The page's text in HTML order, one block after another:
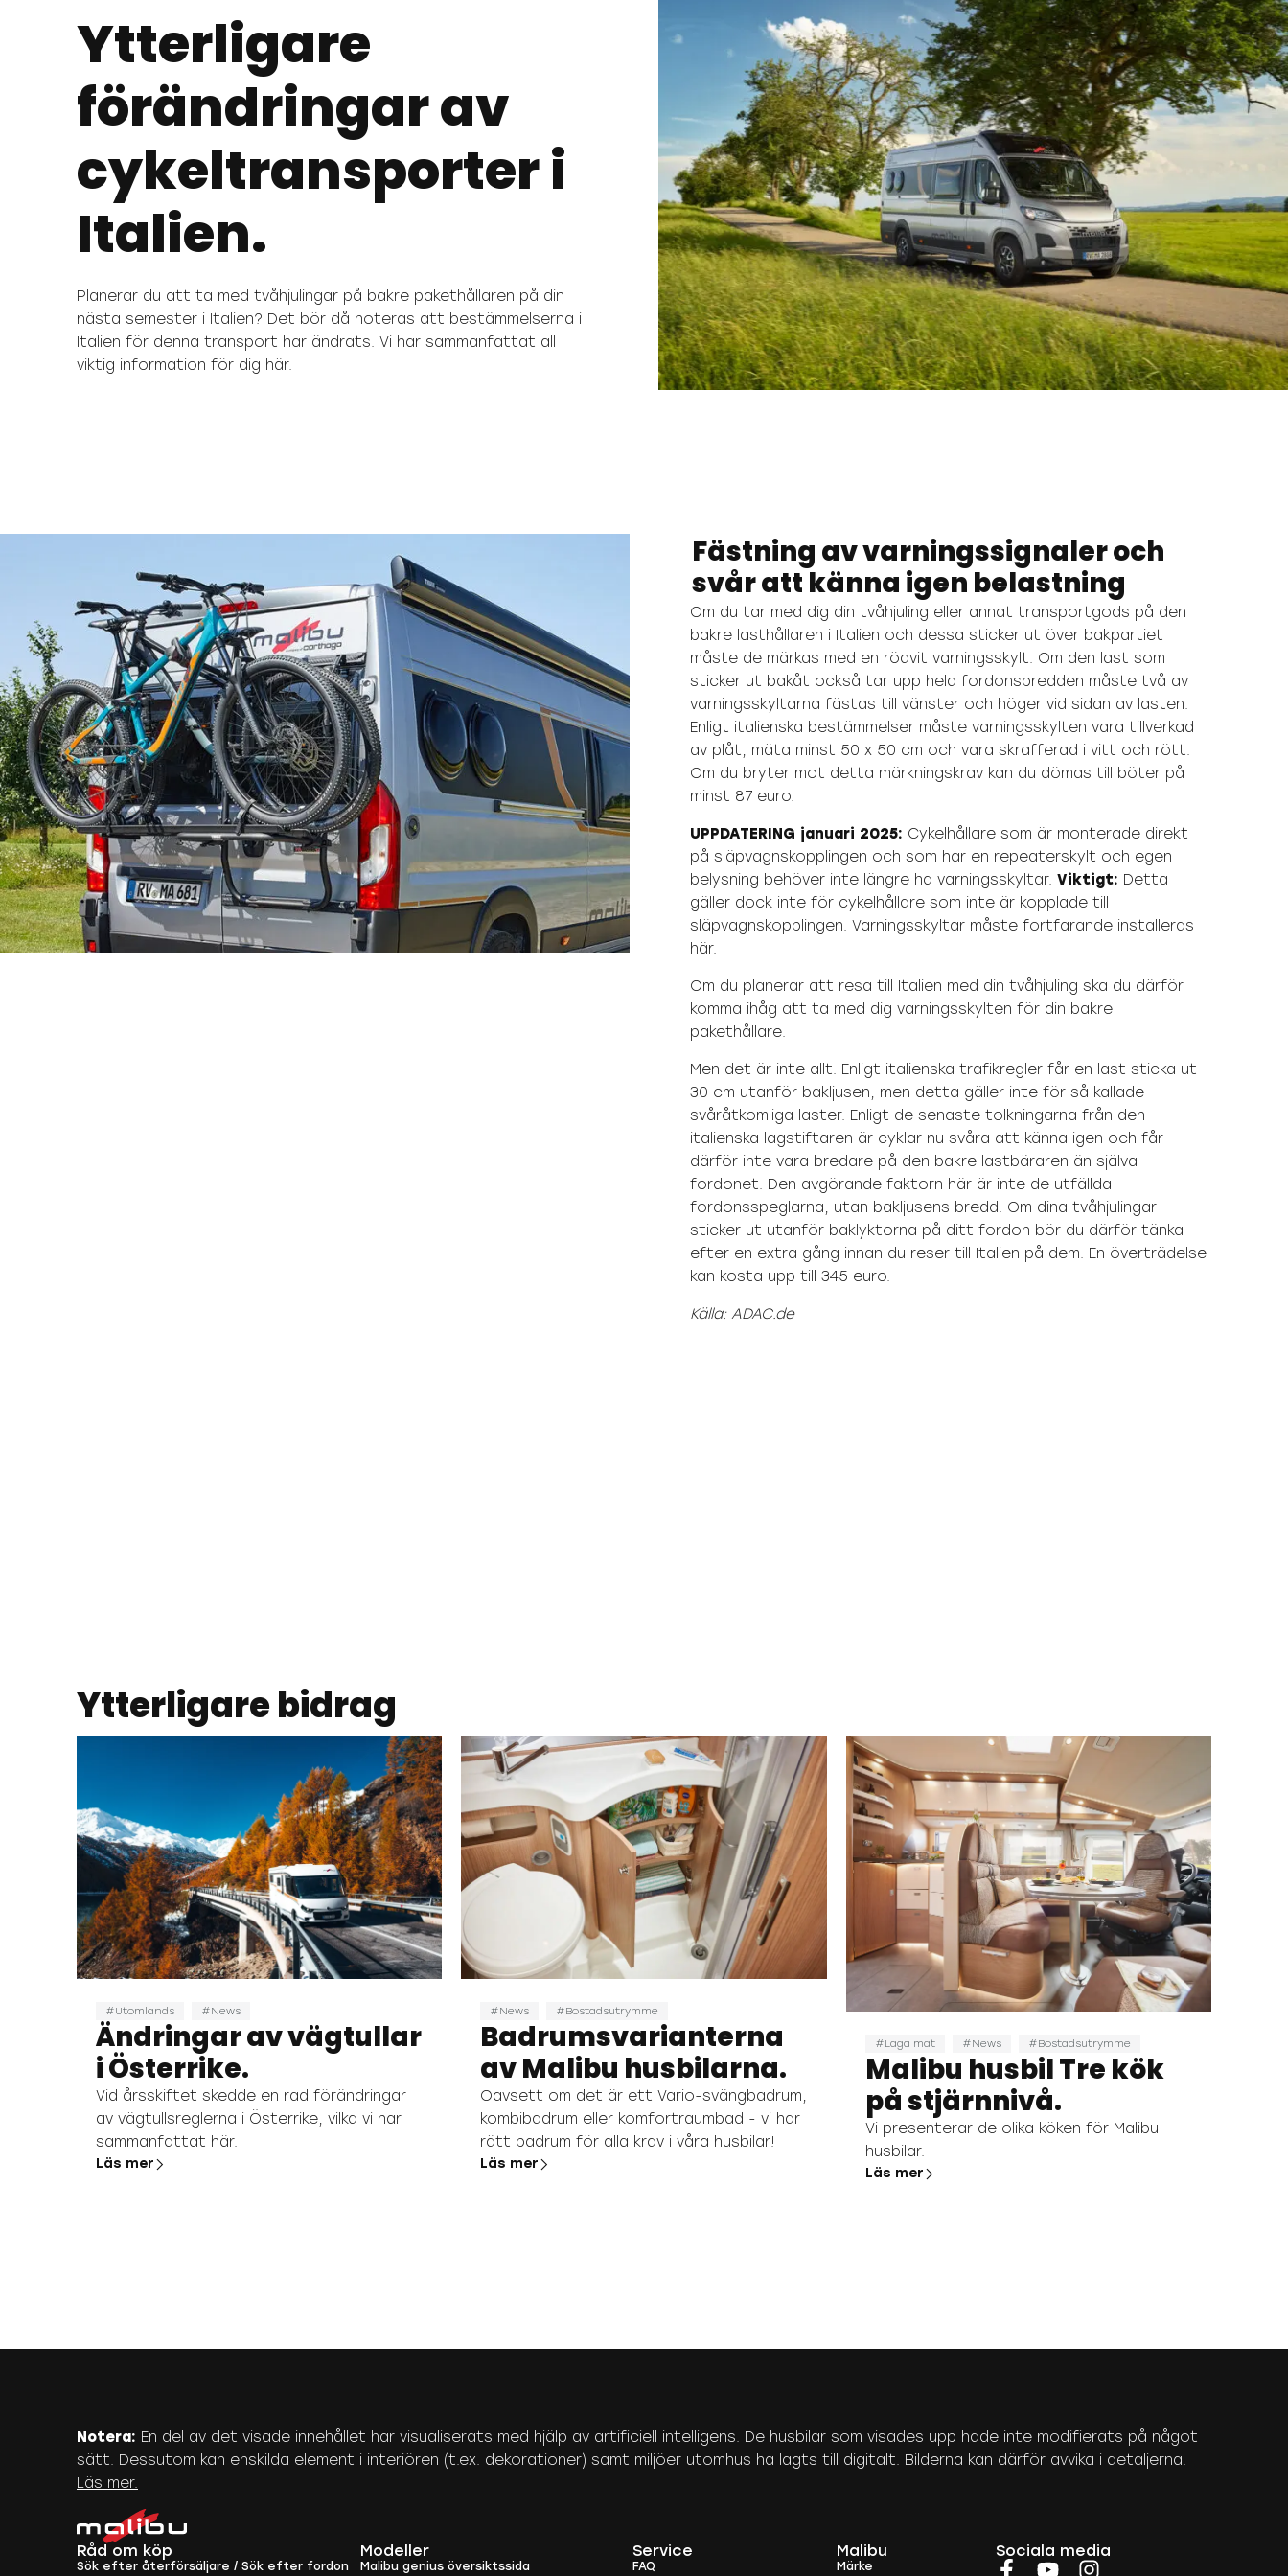
Ytterligare
förändringar av
cykeltransporter i
Italien.
Planerar du att ta med tvåhjulingar på bakre pakethållaren på din
nästa semester i Italien? Det bör då noteras att bestämmelserna i
Italien för denna transport har ändrats. Vi har sammanfattat all
viktig information för dig här.
Fästning av varningssignaler och
svår att känna igen belastning
Om du tar med dig din tvåhjuling eller annat transportgods på den
bakre lasthållaren i Italien och dessa sticker ut över bakpartiet
måste de märkas med en rödvit varningsskylt. Om den last som
sticker ut bakåt också tar upp hela fordonsbredden måste två av
varningsskyltarna fästas till vänster och höger vid sidan av lasten.
Enligt italienska bestämmelser måste varningsskylten vara tillverkad
av plåt, mäta minst 50 x 50 cm och vara skrafferad i vitt och rött.
Om du bryter mot detta märkningskrav kan du dömas till böter på
minst 87 euro.
UPPDATERING januari 2025: Cykelhållare som är monterade direkt
på släpvagnskopplingen och som har en repeaterskylt och egen
belysning behöver inte längre ha varningsskyltar.Viktigt: Detta
gäller dock inte för cykelhållare som inte är kopplade till
släpvagnskopplingen. Varningsskyltar måste fortfarande installeras
här.
Om du planerar att resa till Italien med din tvåhjuling ska du därför
komma ihåg att ta med dig varningsskylten för din bakre
pakethållare.
Men det är inte allt. Enligt italienska trafikregler får en last sticka ut
30 cm utanför bakljusen, men detta gäller inte för så kallade
svåråtkomliga laster. Enligt de senaste tolkningarna från den
italienska lagstiftaren är cyklar nu svåra att känna igen och får
därför inte vara bredare på den bakre lastbäraren än själva
fordonet. Den avgörande faktorn här är inte de utfällda
fordonsspeglarna, utan bakljusens bredd. Om dina tvåhjulingar
sticker ut utanför baklyktorna på ditt fordon bör du därför tänka
efter en extra gång innan du reser till Italien på dem. En överträdelse
kan kosta upp till 345 euro.
Källa: ADAC.de
Ytterligare bidrag
Utomlands News
Ändringar av vägtullar
i Österrike.
Vid årsskiftet skedde en rad förändringar
av vägtullsreglerna i Österrike, vilka vi har
sammanfattat här.
Läs mer
News Bostadsutrymme
Badrumsvarianterna
av Malibu husbilarna.
Oavsett om det är ett Vario-svängbadrum,
kombibadrum eller komfortraumbad - vi har
rätt badrum för alla krav i våra husbilar!
Läs mer
Laga mat News Bostadsutrymme
Malibu husbil Tre kök
på stjärnnivå.
Vi presenterar de olika köken för Malibu
husbilar.
Läs mer
Notera: En del av det visade innehållet har visualiserats med hjälp av artificiell intelligens. De husbilar som visades upp hade inte modifierats på något
sätt. Dessutom kan enskilda element i interiören (t.ex. dekorationer) samt miljöer utomhus ha lagts till digitalt. Bilderna kan därför avvika i detaljerna.
Läs mer.
Råd om köp
Sök efter återförsäljare / Sök efter fordon
Modeller
Malibu genius översiktssida
Service
FAQ
Malibu
Märke
Sociala media